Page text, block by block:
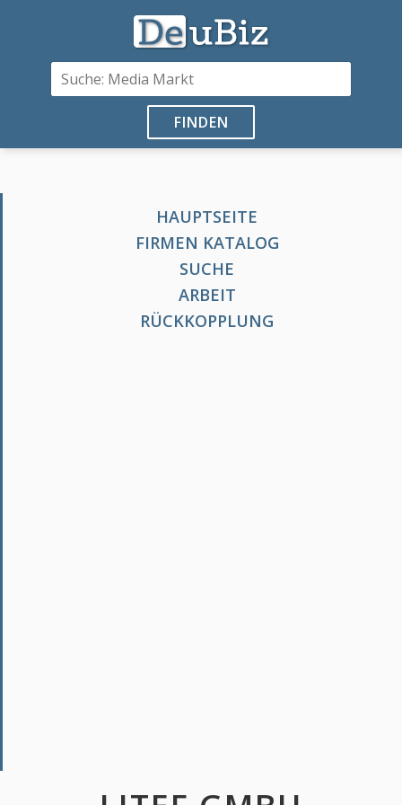
FINDEN
HAUPTSEITE
FIRMEN KATALOG
SUCHE
ARBEIT
RÜCKKOPPLUNG